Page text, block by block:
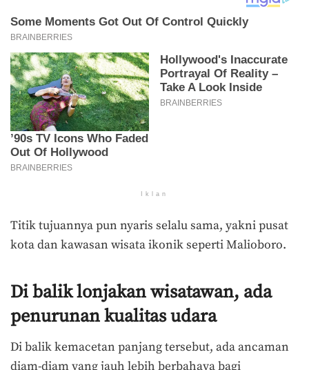
Iklan
Titik tujuannya pun nyaris selalu sama, yakni pusat
kota dan kawasan wisata ikonik seperti Malioboro.
Di balik lonjakan wisatawan, ada
penurunan kualitas udara
Di balik kemacetan panjang tersebut, ada ancaman
diam-diam yang jauh lebih berbahaya bagi